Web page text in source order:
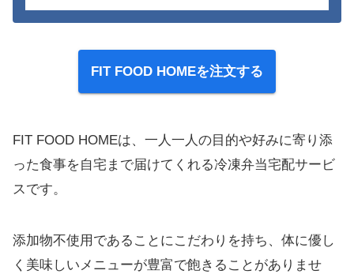
FIT FOOD HOMEを注文する
FIT FOOD HOMEは、一人一人の目的や好みに寄り添
った食事を自宅まで届けてくれる冷凍弁当宅配サービ
スです。
添加物不使用であることにこだわりを持ち、体に優し
く美味しいメニューが豊富で飽きることがありませ